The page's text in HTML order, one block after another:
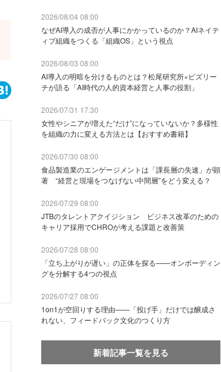
2026/08/04 08:00
なぜAI導入の成否が人事にかかっているのか？AIネイテ
ィブ組織をつくる「組織OS」という視点
2026/08/03 08:00
AI導入の明暗を分けるものとは？松尾研究所×ビズリー
チが語る「AI時代の人的資本経営と人事の役割」
2026/07/31 17:30
女性やシニアが増えた“だけ”になっていないか？多様性
を組織の力に変える方法とは【おすすめ書籍】
2026/07/30 08:00
食品製造業のエンゲージメントは「課長層の失速」が顕
著 “経営と現場をつなげない中間層”をどう変える？
2026/07/29 08:00
JTBのタレントアクイジション ビジネス改革のための
キャリア採用でCHROが考える課題と改善策
2026/07/28 08:00
「立ち上がりが遅い」の正体を探る——オンボーディン
グを分解する4つの視点
2026/07/27 08:00
1on1が空回りする理由——「投げ手」だけでは醸成さ
れない、フィードバック文化のつくり方
新着記事一覧を見る